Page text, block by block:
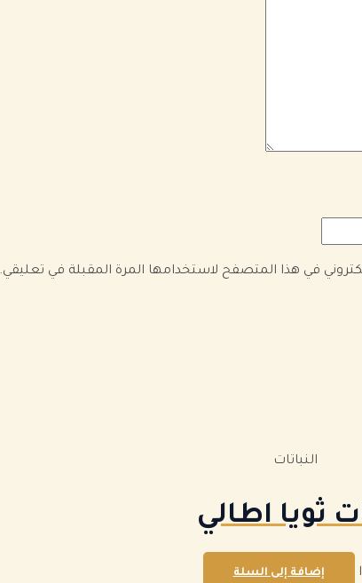
في هذا المتصفح لاستخدامها المرة المقبلة في تعليقي.
النباتات
ثويا اطالي
إضافة إلى السلة